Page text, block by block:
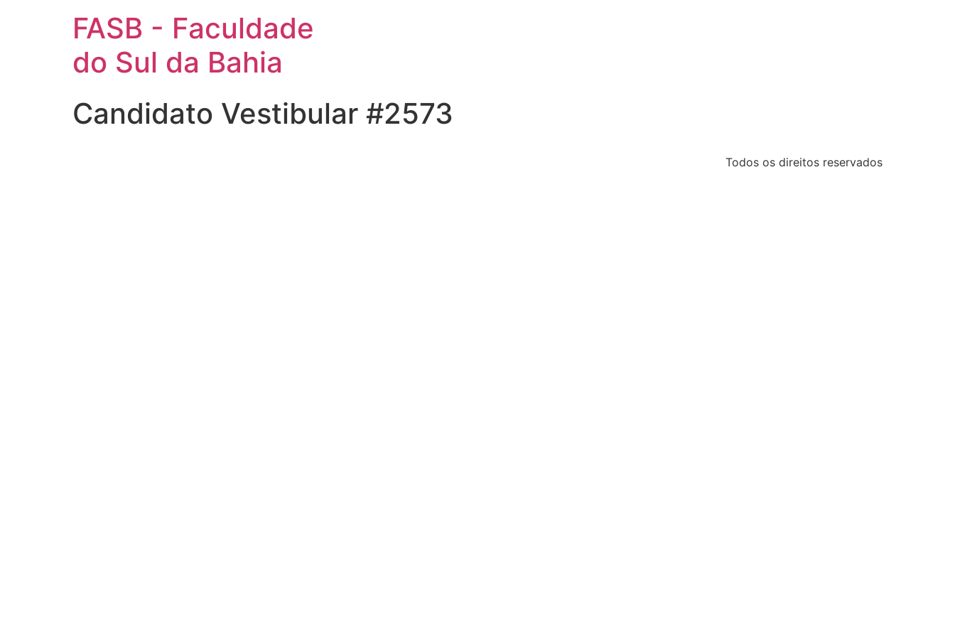
FASB - Faculdade
do Sul da Bahia
Candidato Vestibular #2573
Todos os direitos reservados